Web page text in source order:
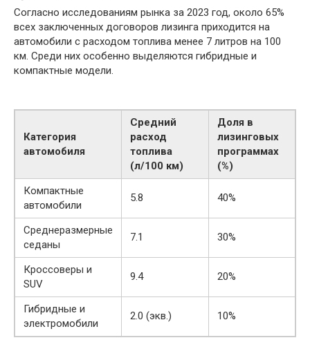
Согласно исследованиям рынка за 2023 год, около 65%
всех заключенных договоров лизинга приходится на
автомобили с расходом топлива менее 7 литров на 100
км. Среди них особенно выделяются гибридные и
компактные модели.
Категория
автомобиля
Средний
расход
топлива
(л/100 км)
Доля в
лизинговых
программах
(%)
Компактные
автомобили
5.8 40%
Среднеразмерные
седаны
7.1 30%
Кроссоверы и
SUV
9.4 20%
Гибридные и
электромобили
2.0 (экв.) 10%